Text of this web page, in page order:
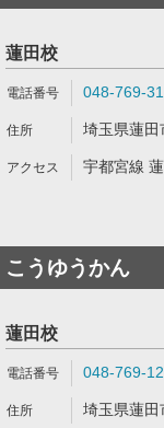
蓮田校
048-769-
埼玉県蓮田
宇都宮線
こうゆうかん
蓮田校
048-769-
埼玉県蓮